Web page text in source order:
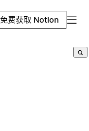
免费获取 Notion